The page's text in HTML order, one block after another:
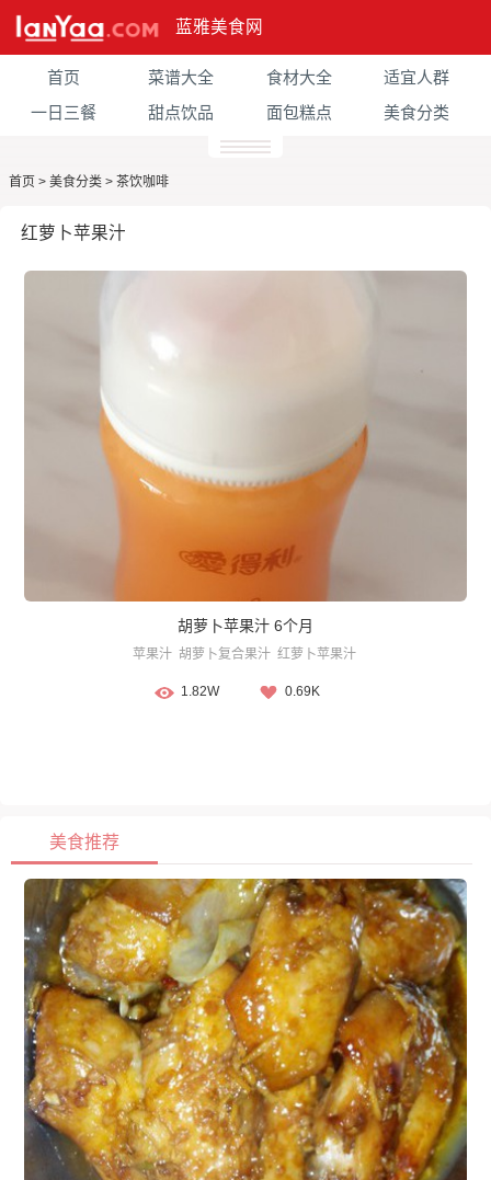
蓝雅美食网
首页 菜谱大全 食材大全
适宜人群
一日三餐
甜点饮品 面包糕点 美食分类
首页 > 美食分类 > 茶饮咖啡
红萝卜苹果汁
胡萝卜苹果汁 6个月
苹果汁 胡萝卜复合果汁 红萝卜苹果汁
1.82W 0.69K
美食推荐